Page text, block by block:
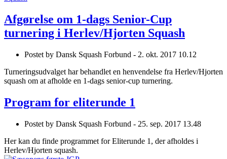
Afgørelse om 1-dags Senior-Cup
turnering i Herlev/Hjorten Squash
Postet by Dansk Squash Forbund - 2. okt. 2017 10.12
Turneringsudvalget har behandlet en henvendelse fra Herlev/Hjorten
squash om at afholde en 1-dags senior-cup turnering.
Program for eliterunde 1
Postet by Dansk Squash Forbund - 25. sep. 2017 13.48
Her kan du finde programmet for Eliterunde 1, der afholdes i
Herlev/Hjorten squash.